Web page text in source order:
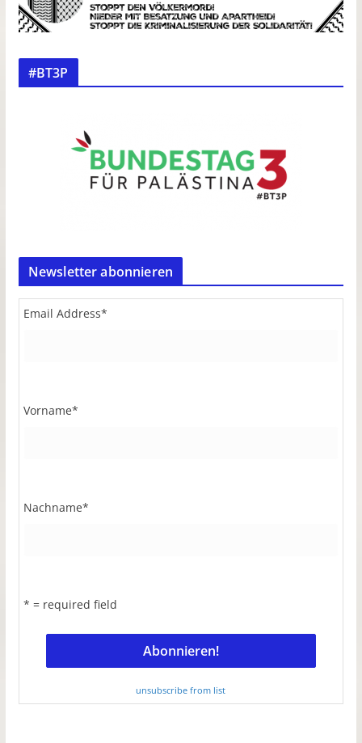
#BT3P
Newsletter abonnieren
Email Address*
Vorname*
Nachname*
* = required field
unsubscribe from list